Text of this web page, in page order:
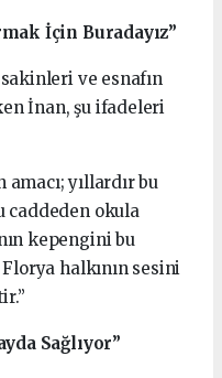
İçin Buradayız”
ve esnafın
İnan, şu ifadeleri
amacı; yıllardır bu
caddeden okula
kepengini bu
halkının sesini
Sağlıyor”